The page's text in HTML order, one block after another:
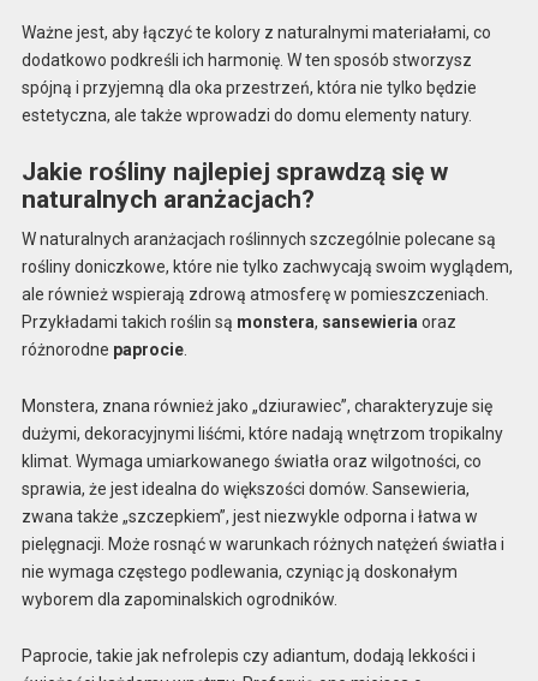
Ważne jest, aby łączyć te kolory z naturalnymi materiałami, co
dodatkowo podkreśli ich harmonię. W ten sposób stworzysz
spójną i przyjemną dla oka przestrzeń, która nie tylko będzie
estetyczna, ale także wprowadzi do domu elementy natury.
Jakie rośliny najlepiej sprawdzą się w
naturalnych aranżacjach?
W naturalnych aranżacjach roślinnych szczególnie polecane są
rośliny doniczkowe, które nie tylko zachwycają swoim wyglądem,
ale również wspierają zdrową atmosferę w pomieszczeniach.
Przykładami takich roślin są monstera, sansewieria oraz
różnorodne paprocie.
Monstera, znana również jako „dziurawiec”, charakteryzuje się
dużymi, dekoracyjnymi liśćmi, które nadają wnętrzom tropikalny
klimat. Wymaga umiarkowanego światła oraz wilgotności, co
sprawia, że jest idealna do większości domów. Sansewieria,
zwana także „szczepkiem”, jest niezwykle odporna i łatwa w
pielęgnacji. Może rosnąć w warunkach różnych natężeń światła i
nie wymaga częstego podlewania, czyniąc ją doskonałym
wyborem dla zapominalskich ogrodników.
Paprocie, takie jak nefrolepis czy adiantum, dodają lekkości i